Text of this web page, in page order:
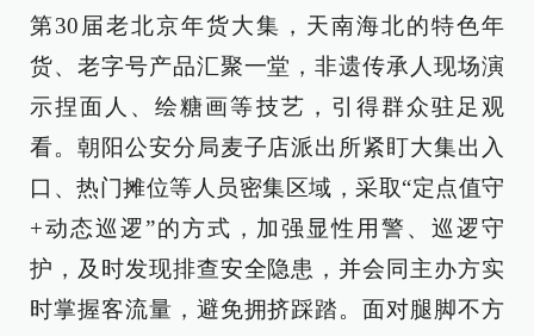
第30届老北京年货大集，天南海北的特色年
货、老字号产品汇聚一堂，非遗传承人现场演
示捏面人、绘糖画等技艺，引得群众驻足观
看。朝阳公安分局麦子店派出所紧盯大集出入
口、热门摊位等人员密集区域，采取“定点值守
+动态巡逻”的方式，加强显性用警、巡逻守
护，及时发现排查安全隐患，并会同主办方实
时掌握客流量，避免拥挤踩踏。面对腿脚不方